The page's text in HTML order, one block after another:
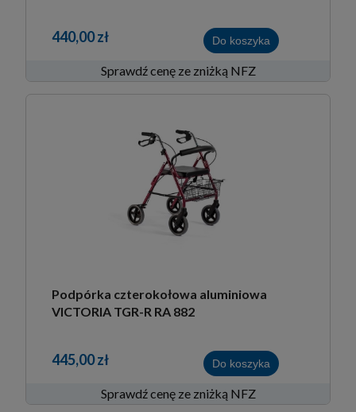
440,00 zł Do koszyka
Sprawdź cenę ze zniżką NFZ
Podpórka czterokołowa aluminiowa
VICTORIA TGR-R RA 882
445,00 zł Do koszyka
Sprawdź cenę ze zniżką NFZ